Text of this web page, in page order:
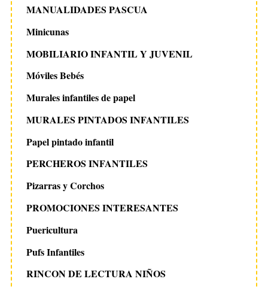
MANUALIDADES PASCUA
Minicunas
MOBILIARIO INFANTIL Y JUVENIL
Móviles Bebés
Murales infantiles de papel
MURALES PINTADOS INFANTILES
Papel pintado infantil
PERCHEROS INFANTILES
Pizarras y Corchos
PROMOCIONES INTERESANTES
Puericultura
Pufs Infantiles
RINCON DE LECTURA NIÑOS